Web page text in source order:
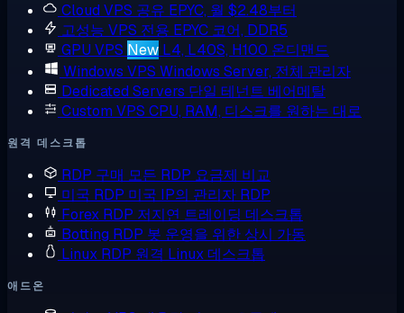
Cloud VPS 공유 EPYC, 월 $2.48부터
고성능 VPS 전용 EPYC 코어, DDR5
GPU VPS New L4, L40S, H100 온디맨드
Windows VPS Windows Server, 전체 관리자
Dedicated Servers 단일 테넌트 베어메탈
Custom VPS CPU, RAM, 디스크를 원하는 대로
원격 데스크톱
RDP 구매 모든 RDP 요금제 비교
미국 RDP 미국 IP의 관리자 RDP
Forex RDP 저지연 트레이딩 데스크톱
Botting RDP 봇 운영을 위한 상시 가동
Linux RDP 원격 Linux 데스크톱
애드온